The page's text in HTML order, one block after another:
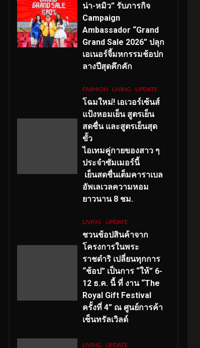
น่า-หมิว” รับภารกิจ
Campaign
Ambassador “Grand
Grand Sale 2026” ปลุก
เอเนอร์จี้มหกรรมช้อปก
ลางปีสุดคึกคัก
FASHION LIVING UPDATE
โฉมใหม่! เอเวอร์เซ้นส์
แป้งหอมเย็น สูตรเย็น
สดชื่น และสูตรเย็นสุด
ขั้ว
ไอเทมคู่กายของสาว ๆ
ประจำซัมเมอร์นี้
เย็นสดชื่นเต็มคาราเบล
อัพเลเวลความหอม
ยาวนาน 8 ชม.
LIVING UPDATE
ชวนช้อปสินค้าจาก
โครงการในพระ
ราชดำริ เปลี่ยนทุกการ
“ช้อป” เป็นการ “ให้” 6-
12 ธ.ค. นี้ ที่ งาน “The
Royal Gift Festival
ครั้งที่ 4” ณ ศูนย์การค้า
เซ็นทรัลเวิลด์
LIVING UPDATE